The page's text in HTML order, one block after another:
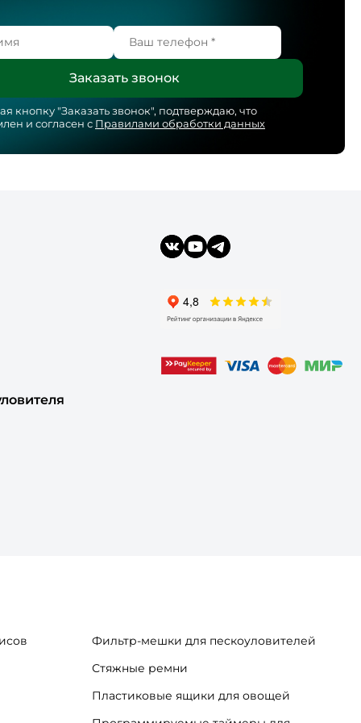
кнопку "Заказать звонок", подтверждаю, что
и согласен с Правилами обработки данных
Фильтр-мешки для пескоуловителей
Стяжные ремни
Пластиковые ящики для овощей